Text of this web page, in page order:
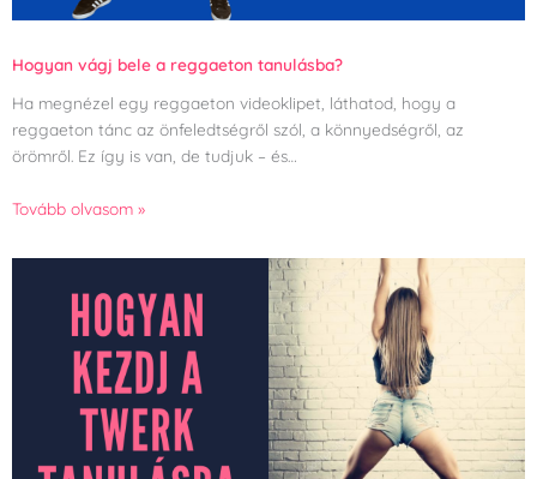
Hogyan vágj bele a reggaeton tanulásba?
Ha megnézel egy reggaeton videoklipet, láthatod, hogy a
reggaeton tánc az önfeledtségről szól, a könnyedségről, az
örömről. Ez így is van, de tudjuk – és…
Tovább olvasom »